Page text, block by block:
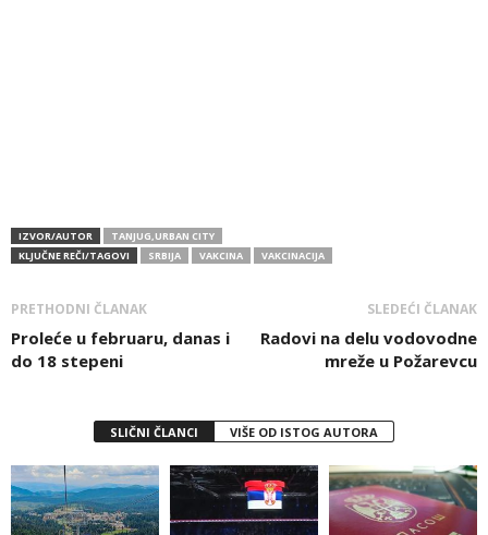
IZVOR/AUTOR
TANJUG,URBAN CITY
KLJUČNE REČI/TAGOVI
SRBIJA VAKCINA VAKCINACIJA
PRETHODNI ČLANAK
Proleće u februaru, danas i
do 18 stepeni
SLEDEĆI ČLANAK
Radovi na delu vodovodne
mreže u Požarevcu
SLIČNI ČLANCI VIŠE OD ISTOG AUTORA